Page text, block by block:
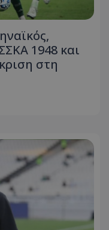
1948 και
στη